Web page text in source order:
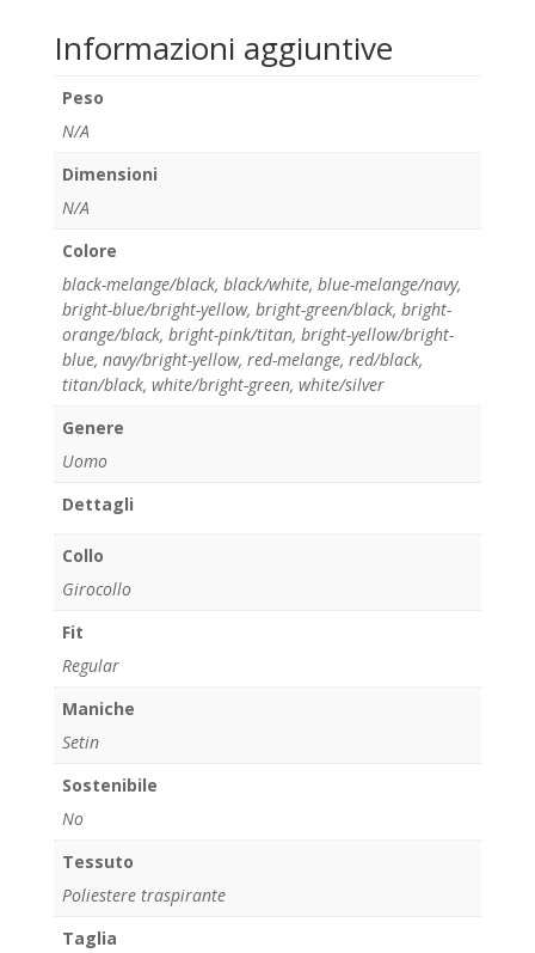
Informazioni aggiuntive
Peso
N/A
Dimensioni
N/A
Colore
black-melange/black, black/white, blue-melange/navy,
bright-blue/bright-yellow, bright-green/black, bright-
orange/black, bright-pink/titan, bright-yellow/bright-
blue, navy/bright-yellow, red-melange, red/black,
titan/black, white/bright-green, white/silver
Genere
Uomo
Dettagli
Collo
Girocollo
Fit
Regular
Maniche
Setin
Sostenibile
No
Tessuto
Poliestere traspirante
Taglia